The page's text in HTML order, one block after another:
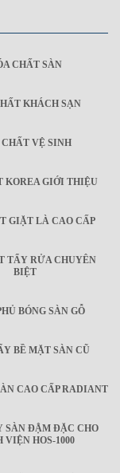
CHẤT SÀN
KHÁCH SẠN
CHẤT VỆ SINH
KOREA GIỚI THIỆU
GIẶT LÀ CAO CẤP
TẨY RỬA CHUYÊN
BIỆT
BÓNG SÀN GỖ
BỀ MẶT SÀN CŨ
CAO CẤP RADIANT
SÀN ĐẬM ĐẶC CHO
VIỆN HOS-1000